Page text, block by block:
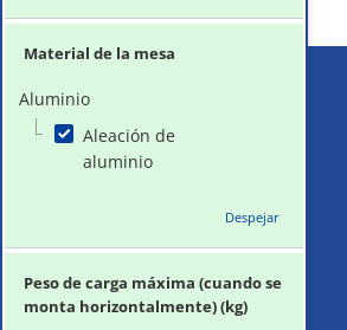
Material de la mesa
Aluminio
Aleación de
aluminio
Despejar
Peso de carga máxima (cuando se
monta horizontalmente) (kg)